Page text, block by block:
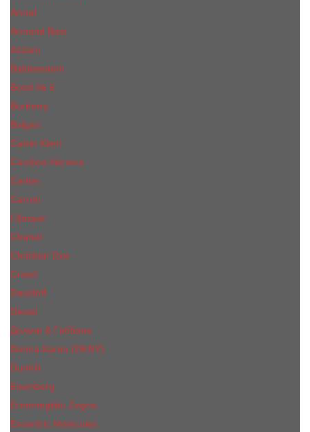
Armaf
Armand Basi
Azzaro
Baldessarini
Bond № 9
Burberry
Bvlgari
Calvin Klein
Carolina Herrera
Cartier
Cerruti
Сliniquе
Chanel
Christian Dior
Creed
Davidoff
Diesel
Дольче & Габбана
Donna Karan (DKNY)
Dunhill
Eisenberg
Ermenegildo Zegna
Escentric Molecules